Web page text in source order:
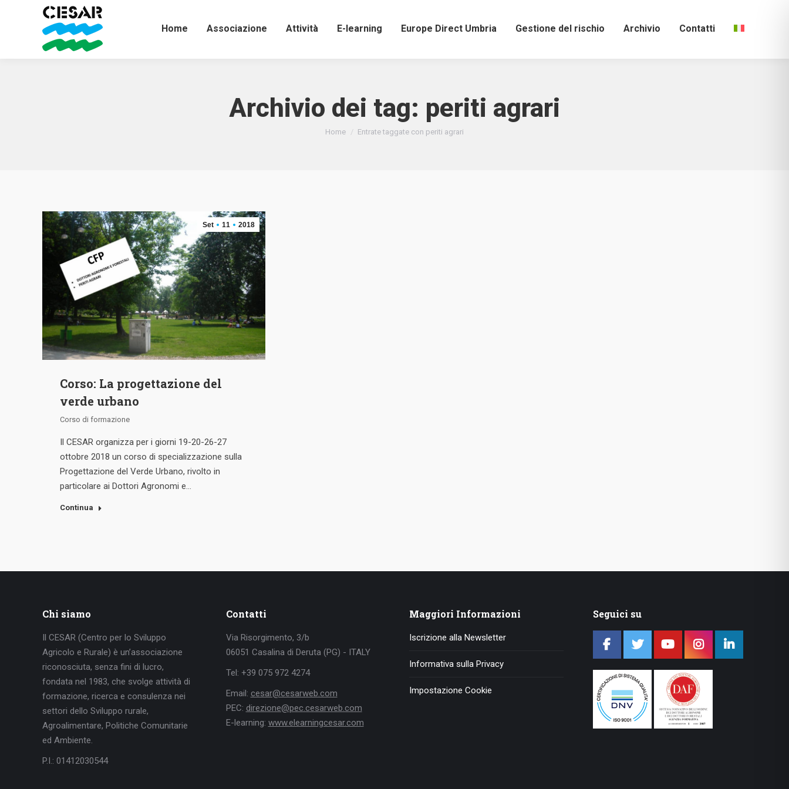
Home Associazione Attività E-learning Europe Direct Umbria Gestione del rischio Archivio Contatti
Archivio dei tag: periti agrari
Tu sei qui:
Home Entrate taggate con periti agrari
Set 11 2018
Corso: La progettazione del
verde urbano
Corso di formazione
Il CESAR organizza per i giorni 19-20-26-27
ottobre 2018 un corso di specializzazione sulla
Progettazione del Verde Urbano, rivolto in
particolare ai Dottori Agronomi e…
Continua
Chi siamo
Il CESAR (Centro per lo Sviluppo
Agricolo e Rurale) è un’associazione
riconosciuta, senza fini di lucro,
fondata nel 1983, che svolge attività di
formazione, ricerca e consulenza nei
settori dello Sviluppo rurale,
Agroalimentare, Politiche Comunitarie
ed Ambiente.
P.I.: 01412030544
Contatti
Via Risorgimento, 3/b
06051 Casalina di Deruta (PG) - ITALY
Tel: +39 075 972 4274
Email: cesar@cesarweb.com
PEC: direzione@pec.cesarweb.com
E-learning: www.elearningcesar.com
Maggiori Informazioni
Iscrizione alla Newsletter
Informativa sulla Privacy
Impostazione Cookie
Seguici su